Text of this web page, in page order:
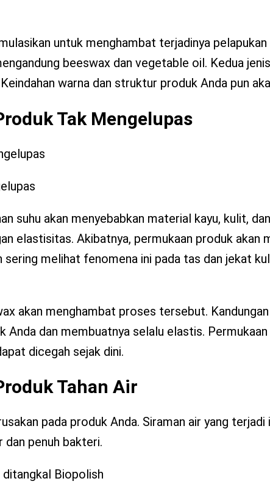
untuk menghambat terjadinya
beeswax dan vegetable oil. Kedua
warna dan struktur produk Anda pun
Tak Mengelupas
suhu akan menyebabkan material kayu, kulit,
elastisitas. Akibatnya, permukaan produk akan
sering melihat fenomena ini pada tas dan jekat
akan menghambat proses tersebut.
Anda dan membuatnya selalu elastis.
dicegah sejak dini.
Tahan Air
pada produk Anda. Siraman air yang
penuh bakteri.